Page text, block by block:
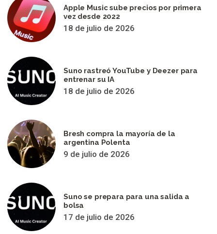
Apple Music sube precios por primera
vez desde 2022
18 de julio de 2026
Suno rastreó YouTube y Deezer para
entrenar su IA
18 de julio de 2026
Bresh compra la mayoría de la
argentina Polenta
9 de julio de 2026
Suno se prepara para una salida a
bolsa
17 de julio de 2026